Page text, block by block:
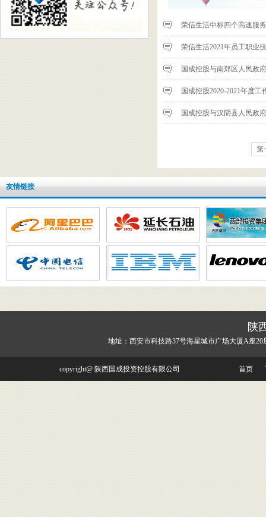
荣信生活中标四个高速服
荣信生活2021年员工职业
国成控股与南郑区人民政
国成控股2020-2021年度工
国成控股与汉阴县人民政
第
友情链接
陕
地址：西安市科技路37号海星城市广场大厦A座
copyright@ 陕西国成投资控股有限公司 首页